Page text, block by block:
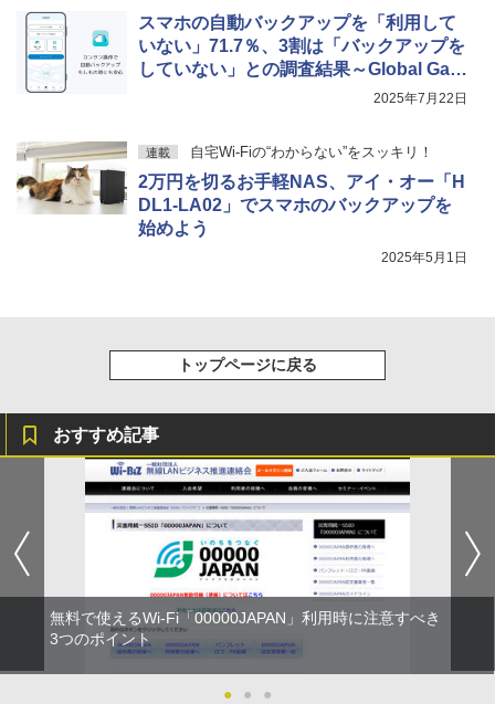
スマホの自動バックアップを「利用して
いない」71.7％、3割は「バックアップを
していない」との調査結果～Global Gate
2025年7月22日
連載 自宅Wi-Fiの“わからない”をスッキリ！
2万円を切るお手軽NAS、アイ・オー「H
DL1-LA02」でスマホのバックアップを
始めよう
2025年5月1日
トップページに戻る
おすすめ記事
無料で使えるWi-Fi「00000JAPAN」利用時に注意すべき
3つのポイント
● ● ●